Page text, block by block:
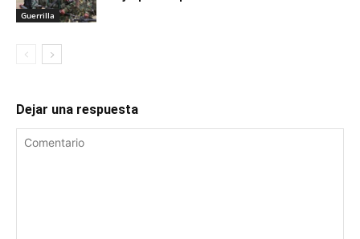
Guerrilla
Dejar una respuesta